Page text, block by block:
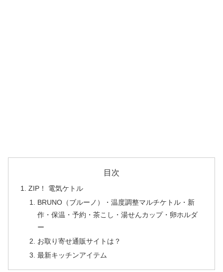
目次
ZIP！ 電気ケトル
BRUNO（ブルーノ）・温度調整マルチケトル・新
作・保温・予約・茶こし・湯せんカップ・卵ホルダ
ー
お取り寄せ通販サイトは？
最新キッチンアイテム